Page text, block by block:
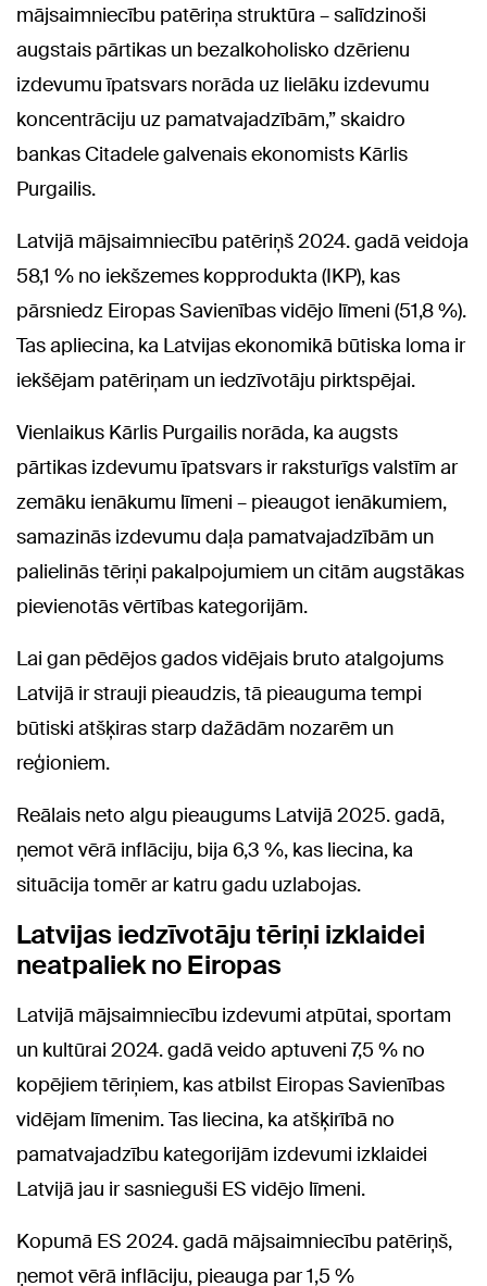
mājsaimniecību patēriņa struktūra – salīdzinoši
augstais pārtikas un bezalkoholisko dzērienu
izdevumu īpatsvars norāda uz lielāku izdevumu
koncentrāciju uz pamatvajadzībām,” skaidro
bankas Citadele galvenais ekonomists Kārlis
Purgailis.
Latvijā mājsaimniecību patēriņš 2024. gadā veidoja
58,1 % no iekšzemes kopprodukta (IKP), kas
pārsniedz Eiropas Savienības vidējo līmeni (51,8 %).
Tas apliecina, ka Latvijas ekonomikā būtiska loma ir
iekšējam patēriņam un iedzīvotāju pirktspējai.
Vienlaikus Kārlis Purgailis norāda, ka augsts
pārtikas izdevumu īpatsvars ir raksturīgs valstīm ar
zemāku ienākumu līmeni – pieaugot ienākumiem,
samazinās izdevumu daļa pamatvajadzībām un
palielinās tēriņi pakalpojumiem un citām augstākas
pievienotās vērtības kategorijām.
Lai gan pēdējos gados vidējais bruto atalgojums
Latvijā ir strauji pieaudzis, tā pieauguma tempi
būtiski atšķiras starp dažādām nozarēm un
reģioniem.
Reālais neto algu pieaugums Latvijā 2025. gadā,
ņemot vērā inflāciju, bija 6,3 %, kas liecina, ka
situācija tomēr ar katru gadu uzlabojas.
Latvijas iedzīvotāju tēriņi izklaidei
neatpaliek no Eiropas
Latvijā mājsaimniecību izdevumi atpūtai, sportam
un kultūrai 2024. gadā veido aptuveni 7,5 % no
kopējiem tēriņiem, kas atbilst Eiropas Savienības
vidējam līmenim. Tas liecina, ka atšķirībā no
pamatvajadzību kategorijām izdevumi izklaidei
Latvijā jau ir sasnieguši ES vidējo līmeni.
Kopumā ES 2024. gadā mājsaimniecību patēriņš,
ņemot vērā inflāciju, pieauga par 1,5 %